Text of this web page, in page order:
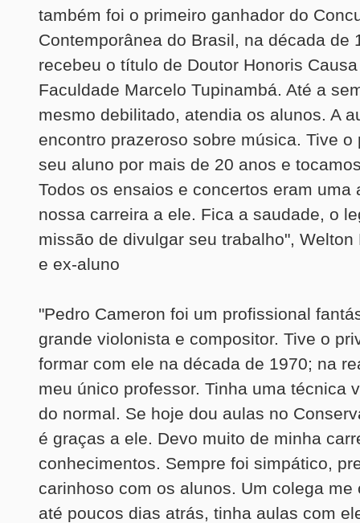
também foi o primeiro ganhador do
Contemporânea do Brasil, na década de
recebeu o título de Doutor Honoris
Faculdade Marcelo Tupinambá. Até a
mesmo debilitado, atendia os alunos. A
encontro prazeroso sobre música. Tive o
seu aluno por mais de 20 anos e
Todos os ensaios e concertos eram uma
nossa carreira a ele. Fica a saudade, o
missão de divulgar seu trabalho", Welton
e ex-aluno
"Pedro Cameron foi um profissional
grande violonista e compositor. Tive o
formar com ele na década de 1970; na
meu único professor. Tinha uma técnica
do normal. Se hoje dou aulas no
é graças a ele. Devo muito de minha
conhecimentos. Sempre foi simpático,
carinhoso com os alunos. Um colega me
até poucos dias atrás, tinha aulas com